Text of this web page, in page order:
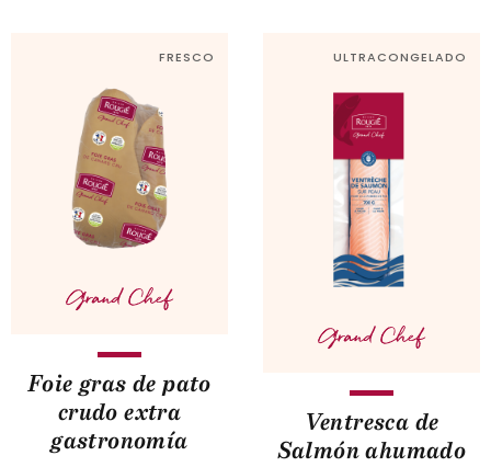
FRESCO
Foie gras de pato
crudo extra
gastronomía
ULTRACONGELADO
Ventresca de
Salmón ahumado